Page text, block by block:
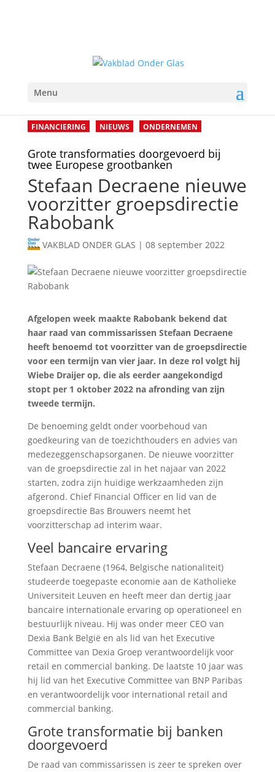
Menu
FINANCIERING NIEUWS ONDERNEMEN
Grote transformaties doorgevoerd bij
twee Europese grootbanken
Stefaan Decraene nieuwe
voorzitter groepsdirectie
Rabobank
VAKBLAD ONDER GLAS | 08 september 2022
Afgelopen week maakte Rabobank bekend dat
haar raad van commissarissen Stefaan Decraene
heeft benoemd tot voorzitter van de groepsdirectie
voor een termijn van vier jaar. In deze rol volgt hij
Wiebe Draijer op, die als eerder aangekondigd
stopt per 1 oktober 2022 na afronding van zijn
tweede termijn.
De benoeming geldt onder voorbehoud van
goedkeuring van de toezichthouders en advies van
medezeggenschapsorganen. De nieuwe voorzitter
van de groepsdirectie zal in het najaar van 2022
starten, zodra zijn huidige werkzaamheden zijn
afgerond. Chief Financial Officer en lid van de
groepsdirectie Bas Brouwers neemt het
voorzitterschap ad interim waar.
Veel bancaire ervaring
Stefaan Decraene (1964, Belgische nationaliteit)
studeerde toegepaste economie aan de Katholieke
Universiteit Leuven en heeft meer dan dertig jaar
bancaire internationale ervaring op operationeel en
bestuurlijk niveau. Hij was onder meer CEO van
Dexia Bank België en als lid van het Executive
Committee van Dexia Groep verantwoordelijk voor
retail en commercial banking. De laatste 10 jaar was
hij lid van het Executive Committee van BNP Paribas
en verantwoordelijk voor international retail and
commercial banking.
Grote transformatie bij banken
doorgevoerd
De raad van commissarissen is zeer te spreken over